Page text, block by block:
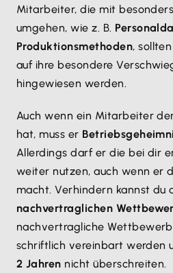
Mitarbeiter, die mit
umgehen, wie z. B.
Produktionsmethoden,
auf ihre besondere
hingewiesen werden.
Auch wenn ein Mitarbeiter
hat, muss er
Allerdings darf er die bei dir
weiter nutzen, auch wenn er
macht. Verhindern kannst du
nachvertraglichen
nachvertragliche
schriftlich vereinbart werden
2 Jahren nicht überschreiten.